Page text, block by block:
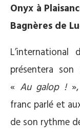
Onyx à
Bagnères de
présentera
« Au galop !»,
franc parlé et
de son rythme